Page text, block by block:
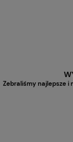
Zebraliśmy najlepsze i